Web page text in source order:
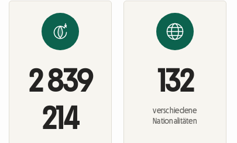
2 839
214
132
verschiedene
Nationalitäten